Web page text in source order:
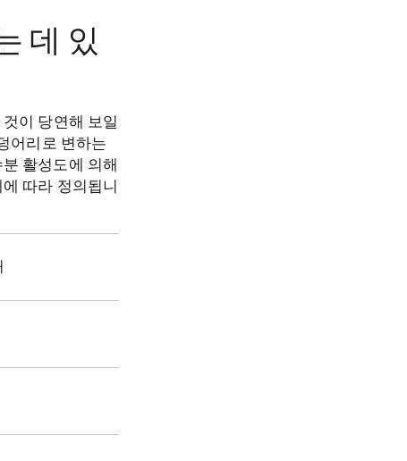
데 있
이 당연해 보일
어리로 변하는
활성도에 의해
따라 정의됩니